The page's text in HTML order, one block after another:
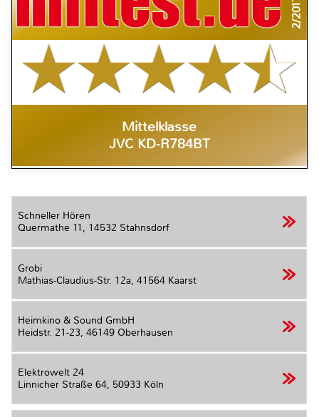
2/2017
Mittelklasse
JVC KD-R784BT
Schneller Hören
Quermathe 11, 14532 Stahnsdorf
Grobi
Mathias-Claudius-Str. 12a, 41564 Kaarst
Heimkino & Sound GmbH
Heidstr. 21-23, 46149 Oberhausen
Elektrowelt 24
Linnicher Straße 64, 50933 Köln